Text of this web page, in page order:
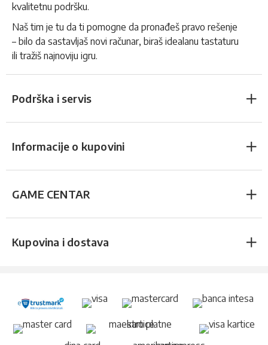
kvalitetnu podršku.
Naš tim je tu da ti pomogne da pronađeš pravo rešenje
– bilo da sastavljaš novi računar, biraš idealanu tastaturu
ili tražiš najnoviju igru.
Podrška i servis
Informacije o kupovini
GAME CENTAR
Kupovina i dostava